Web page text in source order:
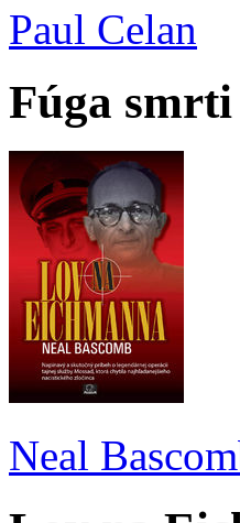
Paul Celan
Fúga smrti
Neal